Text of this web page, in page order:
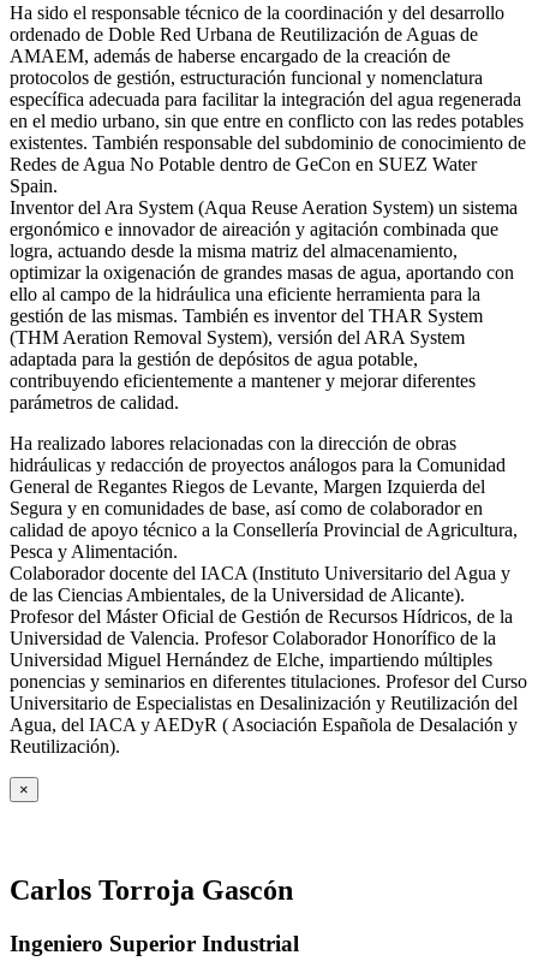
Ha sido el responsable técnico de la coordinación y del desarrollo
ordenado de Doble Red Urbana de Reutilización de Aguas de
AMAEM, además de haberse encargado de la creación de
protocolos de gestión, estructuración funcional y nomenclatura
específica adecuada para facilitar la integración del agua regenerada
en el medio urbano, sin que entre en conflicto con las redes potables
existentes. También responsable del subdominio de conocimiento de
Redes de Agua No Potable dentro de GeCon en SUEZ Water
Spain.
Inventor del Ara System (Aqua Reuse Aeration System) un sistema
ergonómico e innovador de aireación y agitación combinada que
logra, actuando desde la misma matriz del almacenamiento,
optimizar la oxigenación de grandes masas de agua, aportando con
ello al campo de la hidráulica una eficiente herramienta para la
gestión de las mismas. También es inventor del THAR System
(THM Aeration Removal System), versión del ARA System
adaptada para la gestión de depósitos de agua potable,
contribuyendo eficientemente a mantener y mejorar diferentes
parámetros de calidad.
Ha realizado labores relacionadas con la dirección de obras
hidráulicas y redacción de proyectos análogos para la Comunidad
General de Regantes Riegos de Levante, Margen Izquierda del
Segura y en comunidades de base, así como de colaborador en
calidad de apoyo técnico a la Consellería Provincial de Agricultura,
Pesca y Alimentación.
Colaborador docente del IACA (Instituto Universitario del Agua y
de las Ciencias Ambientales, de la Universidad de Alicante).
Profesor del Máster Oficial de Gestión de Recursos Hídricos, de la
Universidad de Valencia. Profesor Colaborador Honorífico de la
Universidad Miguel Hernández de Elche, impartiendo múltiples
ponencias y seminarios en diferentes titulaciones. Profesor del Curso
Universitario de Especialistas en Desalinización y Reutilización del
Agua, del IACA y AEDyR ( Asociación Española de Desalación y
Reutilización).
×
Carlos Torroja Gascón
Ingeniero Superior Industrial